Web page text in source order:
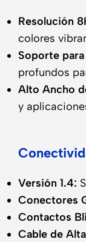
Resolución
colores
Soporte para
profundos
Alto Ancho
y
Versión 1.4:
Conectores
Contactos
Cable de